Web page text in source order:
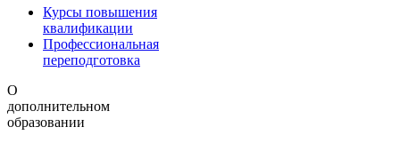
Курсы повышения
квалификации
Профессиональная
переподготовка
О
дополнительном
образовании